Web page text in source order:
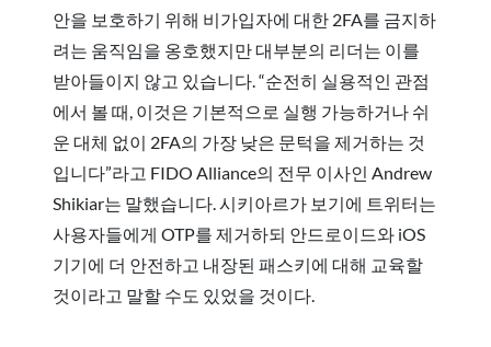
안을 보호하기 위해 비가입자에 대한 2FA를 금지하
려는 움직임을 옹호했지만 대부분의 리더는 이를
받아들이지 않고 있습니다. “순전히 실용적인 관점
에서 볼 때, 이것은 기본적으로 실행 가능하거나 쉬
운 대체 없이 2FA의 가장 낮은 문턱을 제거하는 것
입니다”라고 FIDO Alliance의 전무 이사인 Andrew
Shikiar는 말했습니다. 시키아르가 보기에 트위터는
사용자들에게 OTP를 제거하되 안드로이드와 iOS
기기에 더 안전하고 내장된 패스키에 대해 교육할
것이라고 말할 수도 있었을 것이다.